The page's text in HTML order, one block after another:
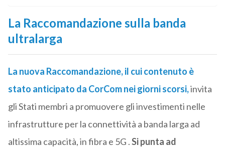
La Raccomandazione sulla banda
ultralarga
La nuova Raccomandazione, il cui contenuto è
stato anticipato da CorCom nei giorni scorsi,invita
gli Stati membri a promuovere gli investimenti nelle
infrastrutture per la connettività a banda larga ad
altissima capacità, in fibra e 5G .Si punta ad